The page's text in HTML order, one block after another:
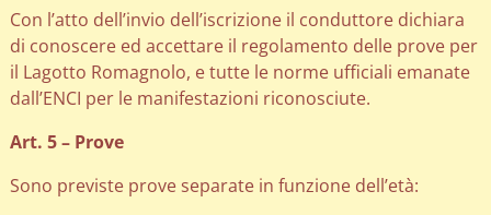
Con l’atto dell’invio dell’iscrizione il conduttore dichiara
di conoscere ed accettare il regolamento delle prove per
il Lagotto Romagnolo, e tutte le norme ufficiali emanate
dall’ENCI per le manifestazioni riconosciute.
Art. 5 – Prove
Sono previste prove separate in funzione dell’età: